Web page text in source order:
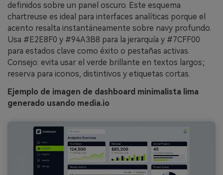
definidos sobre un panel oscuro. Este esquema
chartreuse es ideal para interfaces analíticas porque el
acento resalta instantáneamente sobre navy profundo.
Usa #E2E8F0 y #94A3B8 para la jerarquía y #7CFF00
para estados clave como éxito o pestañas activas.
Consejo: evita usar el verde brillante en textos largos;
reserva para iconos, distintivos y etiquetas cortas.
Ejemplo de imagen de dashboard minimalista lima
generado usando media.io